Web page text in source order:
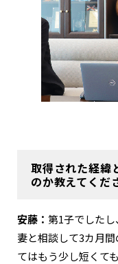
取得された経緯
のか教えてくだ
安藤： 第1子でしたし
妻と相談して3カ月
てはもう少し短くて